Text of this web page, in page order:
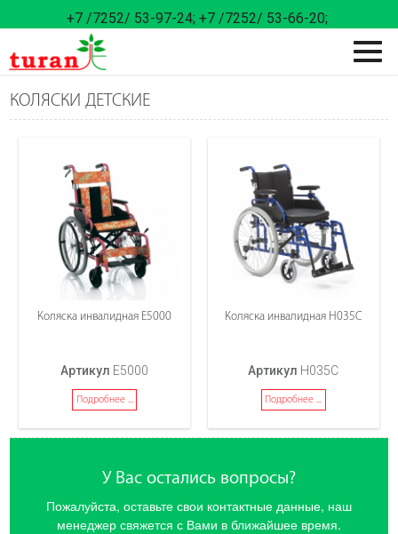
+7 /7252/ 53-97-24; +7 /7252/ 53-66-20;
КОЛЯСКИ ДЕТСКИЕ
Коляска инвалидная Е5000
Артикул Е5000
Подробнее ...
Коляска инвалидная Н035С
Артикул Н035С
Подробнее ...
У Вас остались вопросы?
Пожалуйста, оставьте свои контактные данные, наш
менеджер свяжется с Вами в ближайшее время.